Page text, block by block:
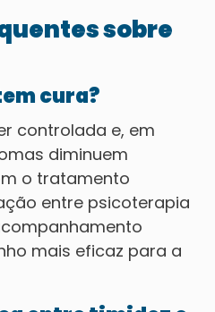
sobre
cura?
controlada e, em
diminuem
o tratamento
entre psicoterapia
mais eficaz para a